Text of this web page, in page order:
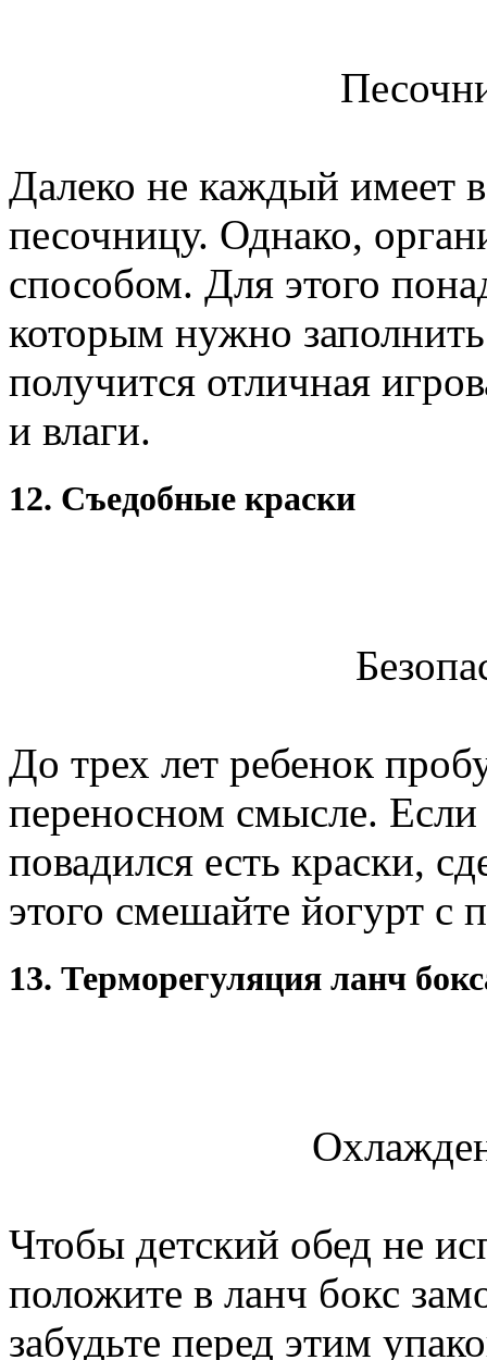
Далеко не каждый имеет
песочницу. Однако,
способом. Для этого
которым нужно
получится отличная
и влаги.
12. Съедобные краски
До трех лет ребенок
переносном смысле.
повадился есть краски,
этого смешайте йогурт с
13. Терморегуляция ланч
Чтобы детский обед не
положите в ланч бокс
забудьте перед этим